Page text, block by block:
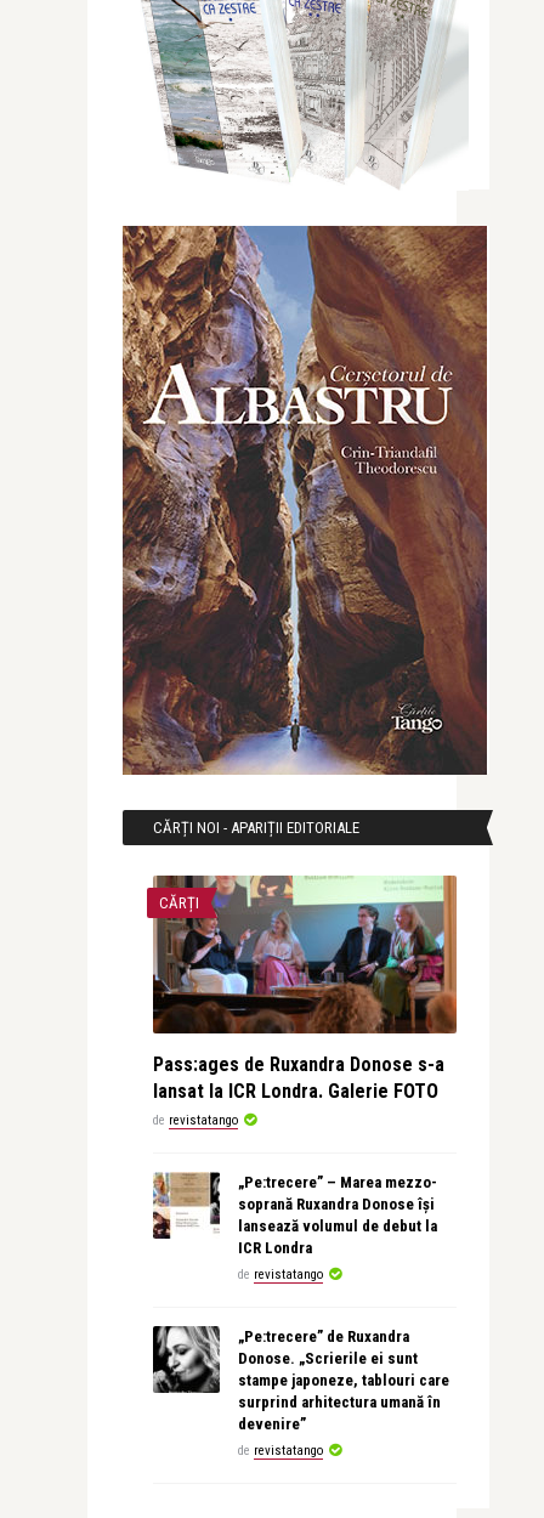
CĂRȚI NOI - APARIȚII EDITORIALE
CĂRȚI
Pass:ages de Ruxandra Donose s-a
lansat la ICR Londra. Galerie FOTO
de revistatango
„Pe:trecere” – Marea mezzo-
soprană Ruxandra Donose își
lansează volumul de debut la
ICR Londra
de revistatango
„Pe:trecere” de Ruxandra
Donose. „Scrierile ei sunt
stampe japoneze, tablouri care
surprind arhitectura umană în
devenire”
de revistatango